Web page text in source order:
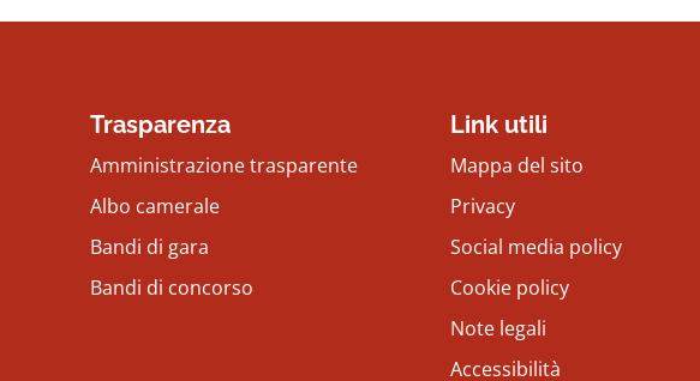
Trasparenza
Amministrazione trasparente
Albo camerale
Bandi di gara
Bandi di concorso
Link utili
Mappa del sito
Privacy
Social media policy
Cookie policy
Note legali
Accessibilità